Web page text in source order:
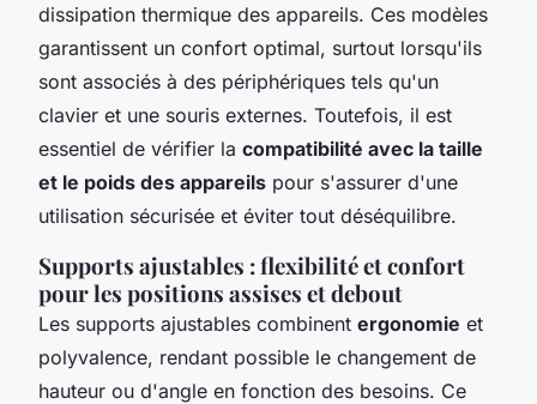
dissipation thermique des appareils. Ces modèles
garantissent un confort optimal, surtout lorsqu'ils
sont associés à des périphériques tels qu'un
clavier et une souris externes. Toutefois, il est
essentiel de vérifier la compatibilité avec la taille
et le poids des appareils pour s'assurer d'une
utilisation sécurisée et éviter tout déséquilibre.
Supports ajustables : flexibilité et confort
pour les positions assises et debout
Les supports ajustables combinent ergonomie et
polyvalence, rendant possible le changement de
hauteur ou d'angle en fonction des besoins. Ce